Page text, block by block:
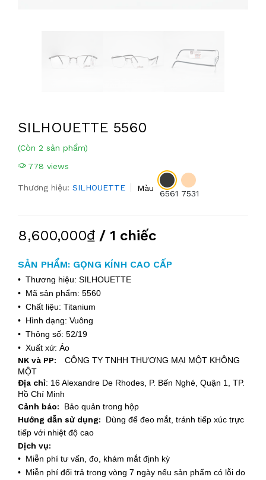
SILHOUETTE 5560
(Còn 2 sản phẩm)
778 views
Thương hiệu: SILHOUETTE Màu
6561 7531
8,600,000₫ / 1 chiếc
SẢN PHẨM: GỌNG KÍNH CAO CẤP
• Thương hiệu: SILHOUETTE
• Mã sản phẩm: 5560
• Chất liệu: Titanium
• Hình dạng: Vuông
• Thông số: 52/19
• Xuất xứ: Áo
NK và PP:
CÔNG TY TNHH THƯƠNG MẠI MỘT KHÔNG
MỘT
Địa chỉ: 16 Alexandre De Rhodes, P. Bến Nghé, Quận 1, TP.
Hồ Chí Minh
Cảnh báo: Bảo quản trong hộp
Hướng dẫn sử dụng: Dùng để đeo mắt, tránh tiếp xúc trực
tiếp với nhiệt độ cao
Dịch vụ:
• Miễn phí tư vấn, đo, khám mắt định kỳ
• Miễn phí đổi trả trong vòng 7 ngày nếu sản phẩm có lỗi do